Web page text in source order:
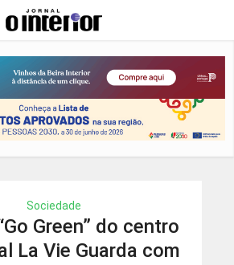
Sociedade
Green” do centro
La Vie Guarda com